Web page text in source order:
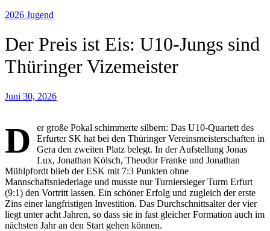
2026 Jugend
Der Preis ist Eis: U10-Jungs sind
Thüringer Vizemeister
Juni 30, 2026
D
er große Pokal schimmerte silbern: Das U10-Quartett des
Erfurter SK hat bei den Thüringer Vereinsmeisterschaften in
Gera den zweiten Platz belegt. In der Aufstellung Jonas
Lux, Jonathan Kölsch, Theodor Franke und Jonathan
Mühlpfordt blieb der ESK mit 7:3 Punkten ohne
Mannschaftsniederlage und musste nur Turniersieger Turm Erfurt
(9:1) den Vortritt lassen. Ein schöner Erfolg und zugleich der erste
Zins einer langfristigen Investition. Das Durchschnittsalter der vier
liegt unter acht Jahren, so dass sie in fast gleicher Formation auch im
nächsten Jahr an den Start gehen können.